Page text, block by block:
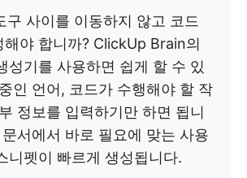
구 사이를 이동하지 않고 코드
해야 합니까? ClickUp Brain의
성기를 사용하면 쉽게 할 수 있
인 언어, 코드가 수행해야 할 작
정보를 입력하기만 하면 됩니
서에서 바로 필요에 맞는 사용
니펫이 빠르게 생성됩니다.